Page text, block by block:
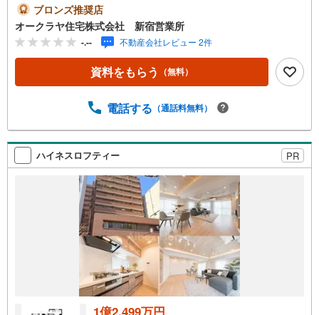
ブロンズ推奨店
オークラヤ住宅株式会社 新宿営業所
-.-- 不動産会社レビュー 2件
資料をもらう （無料）
電話する （通話料無料）
ハイネスロフティー PR
1億2,499万円